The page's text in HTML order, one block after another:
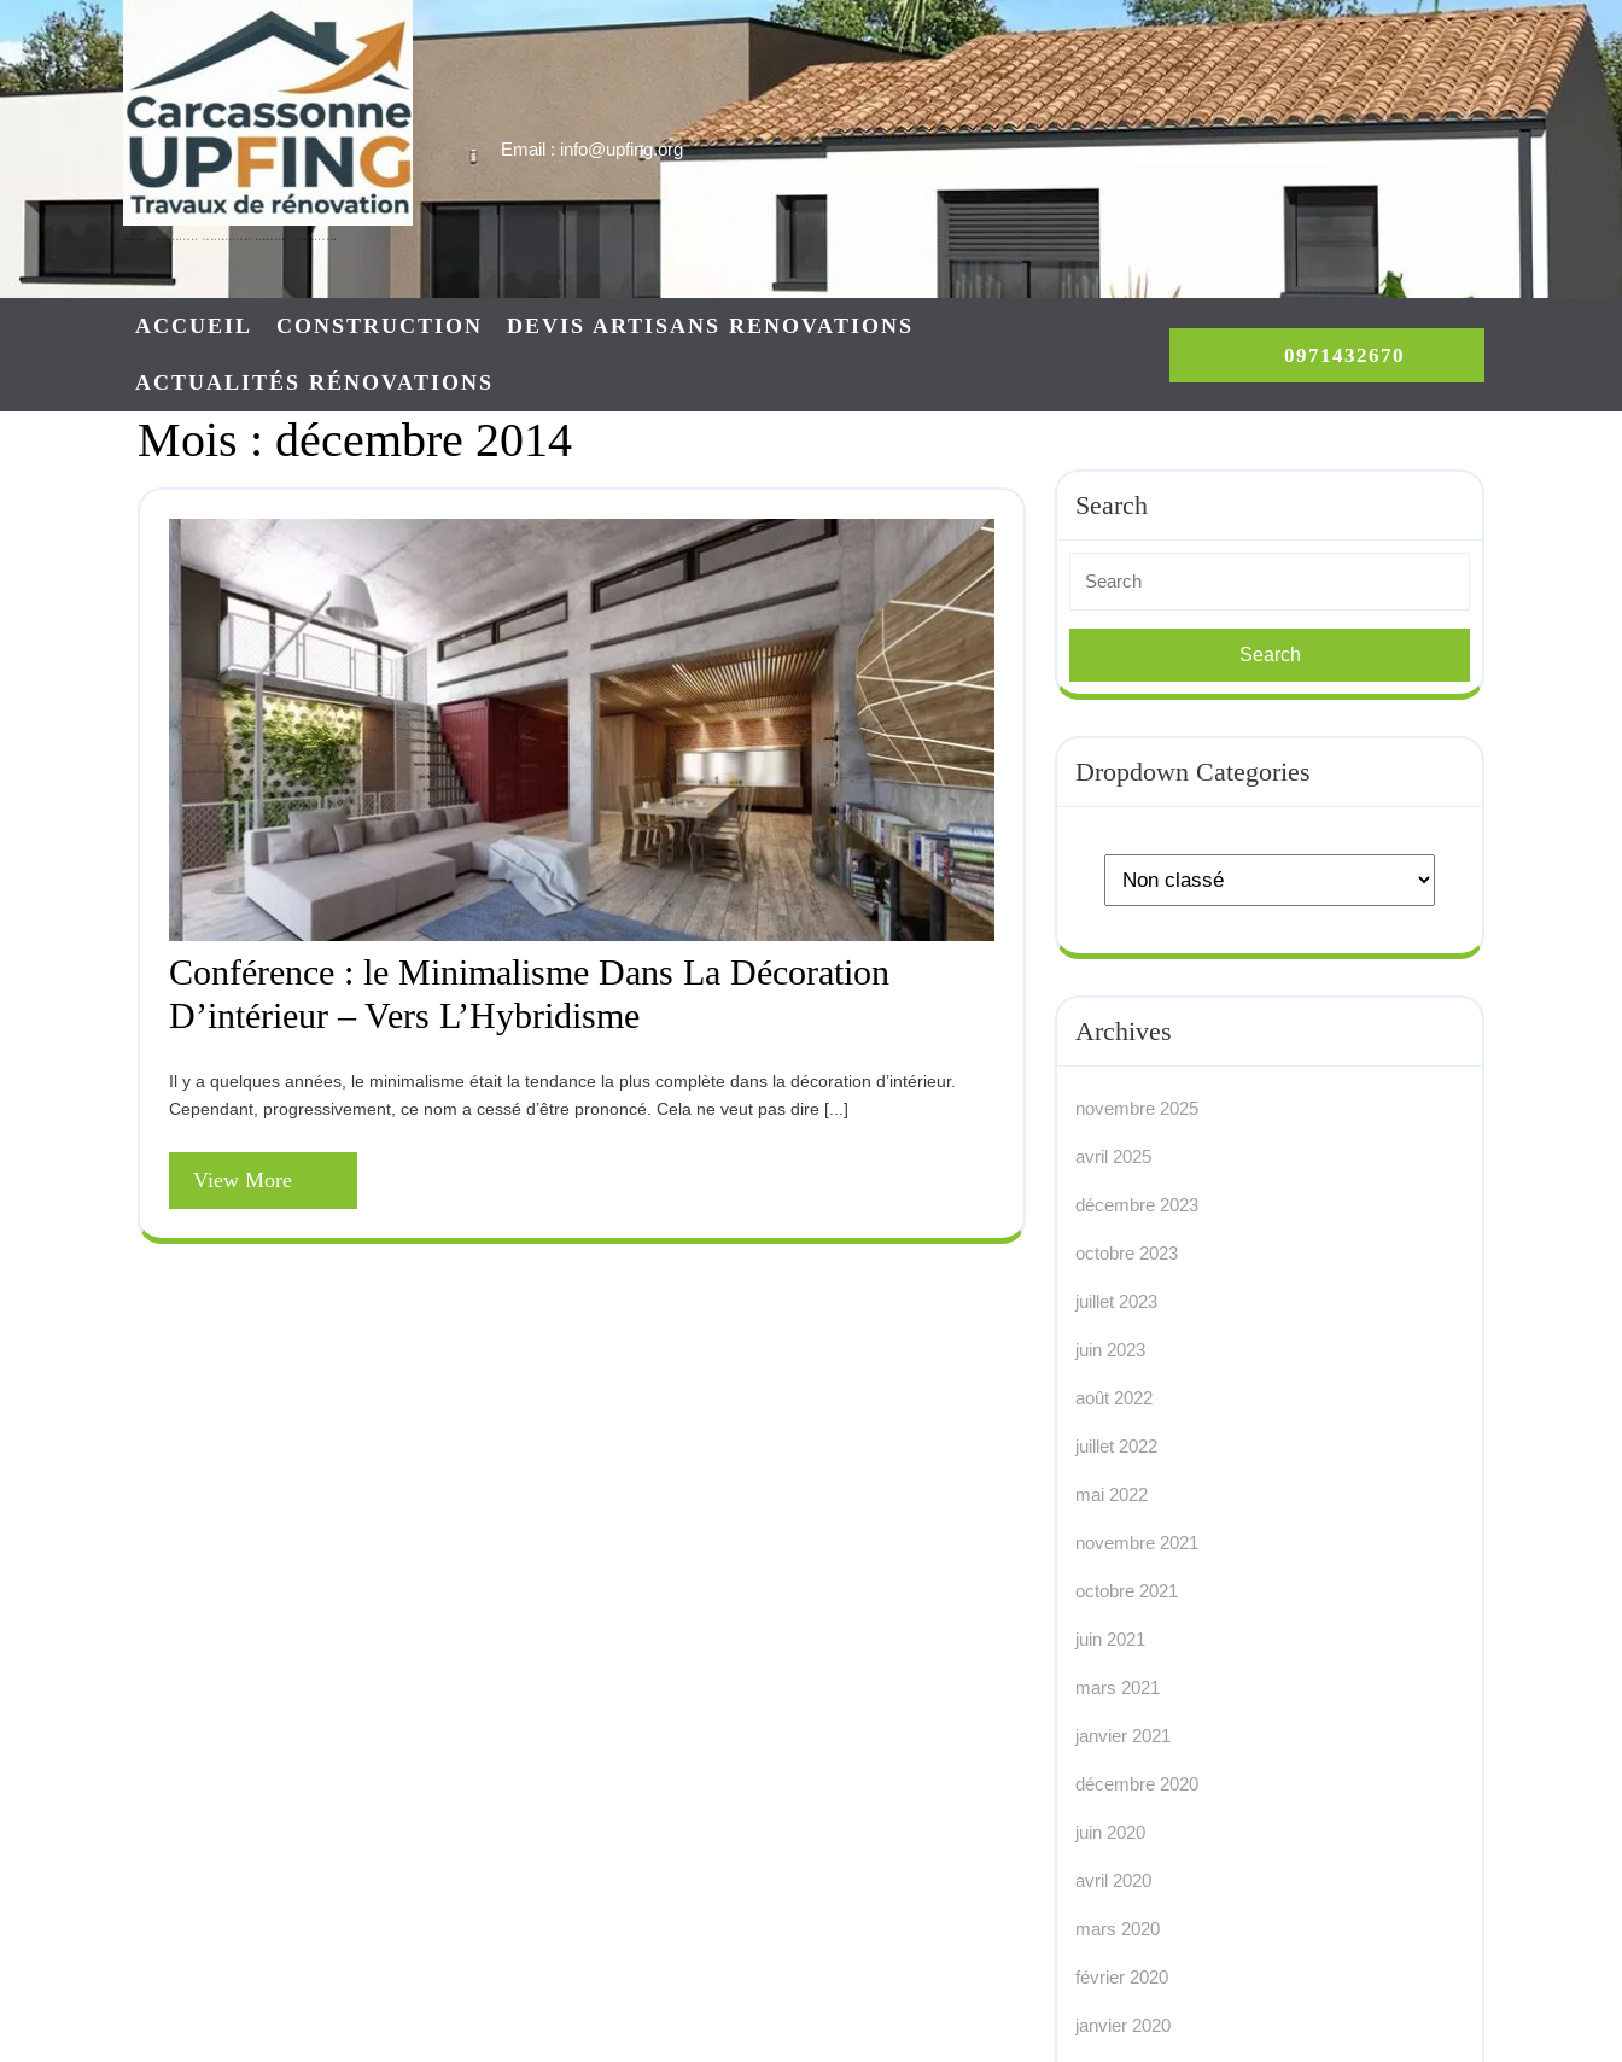
to
content
Email : info@upfing.org
ACCUEIL CONSTRUCTION DEVIS ARTISANS RENOVATIONS
ACTUALITÉS RÉNOVATIONS
0971432670
Mois : décembre 2014
Conférence : le Minimalisme Dans La Décoration
D’intérieur – Vers L’HybridismeConférence
le
La
Il y a quelques années, le minimalisme était la tendance la plus complète dans la décoration d’intérieur.
Cependant, progressivement, ce nom a cessé d’être prononcé. Cela ne veut pas dire [...]
View More
More
Search
for:
Dropdown Categories
Archives
novembre 2025
avril 2025
décembre 2023
octobre 2023
juillet 2023
juin 2023
août 2022
juillet 2022
mai 2022
novembre 2021
octobre 2021
juin 2021
mars 2021
janvier 2021
décembre 2020
juin 2020
avril 2020
mars 2020
février 2020
janvier 2020